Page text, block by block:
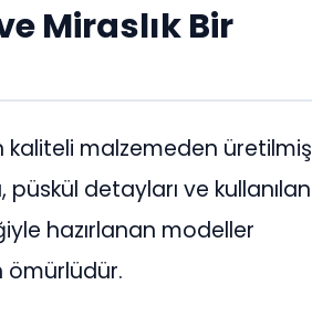
Miraslık Bir
kaliteli malzemeden üretilmiş
püskül detayları ve kullanılan
hazırlanan modeller
ömürlüdür.